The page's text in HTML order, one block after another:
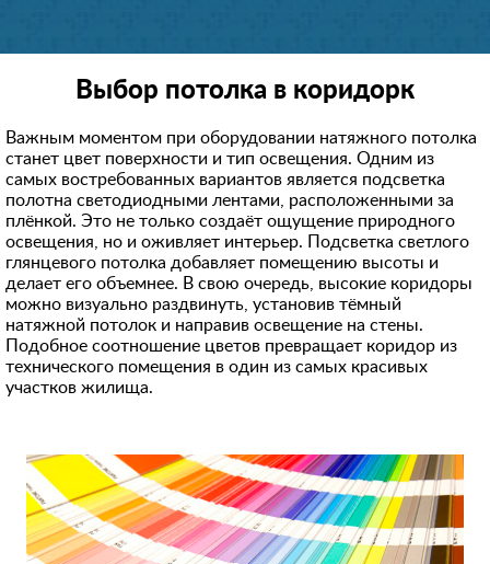
Выбор потолка в коридорк
Важным моментом при оборудовании натяжного потолка
станет цвет поверхности и тип освещения. Одним из
самых востребованных вариантов является подсветка
полотна светодиодными лентами, расположенными за
плёнкой. Это не только создаёт ощущение природного
освещения, но и оживляет интерьер. Подсветка светлого
глянцевого потолка добавляет помещению высоты и
делает его объемнее. В свою очередь, высокие коридоры
можно визуально раздвинуть, установив тёмный
натяжной потолок и направив освещение на стены.
Подобное соотношение цветов превращает коридор из
технического помещения в один из самых красивых
участков жилища.